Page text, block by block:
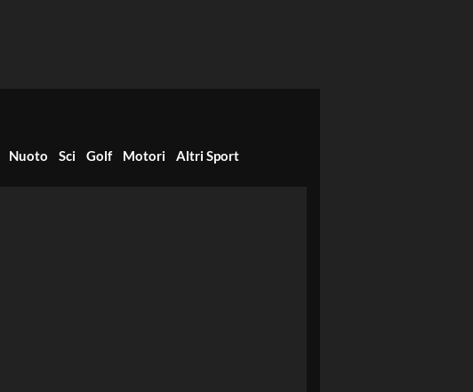
Nuoto Sci Golf Motori Altri Sport